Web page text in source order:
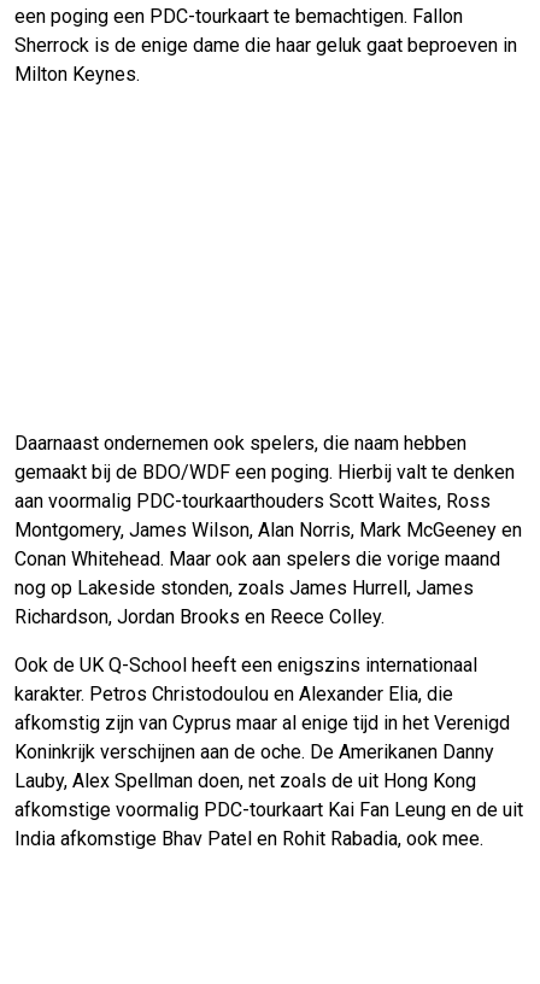
een poging een PDC-tourkaart te bemachtigen. Fallon
Sherrock is de enige dame die haar geluk gaat beproeven in
Milton Keynes.
Daarnaast ondernemen ook spelers, die naam hebben
gemaakt bij de BDO/WDF een poging. Hierbij valt te denken
aan voormalig PDC-tourkaarthouders Scott Waites, Ross
Montgomery, James Wilson, Alan Norris, Mark McGeeney en
Conan Whitehead. Maar ook aan spelers die vorige maand
nog op Lakeside stonden, zoals James Hurrell, James
Richardson, Jordan Brooks en Reece Colley.
Ook de UK Q-School heeft een enigszins internationaal
karakter. Petros Christodoulou en Alexander Elia, die
afkomstig zijn van Cyprus maar al enige tijd in het Verenigd
Koninkrijk verschijnen aan de oche. De Amerikanen Danny
Lauby, Alex Spellman doen, net zoals de uit Hong Kong
afkomstige voormalig PDC-tourkaart Kai Fan Leung en de uit
India afkomstige Bhav Patel en Rohit Rabadia, ook mee.